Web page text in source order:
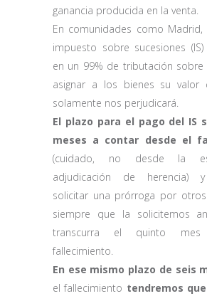
ganancia producida en la venta.
En comunidades como
impuesto sobre sucesiones
en un 99% de tributación sobre
asignar a los bienes su valor
solamente nos perjudicará.
El plazo para el pago del IS
meses a contar desde el
(cuidado, no desde la
adjudicación de herencia)
solicitar una prórroga por
siempre que la solicitemos
transcurra el quinto
fallecimiento.
En ese mismo plazo de seis
el fallecimiento tendremos